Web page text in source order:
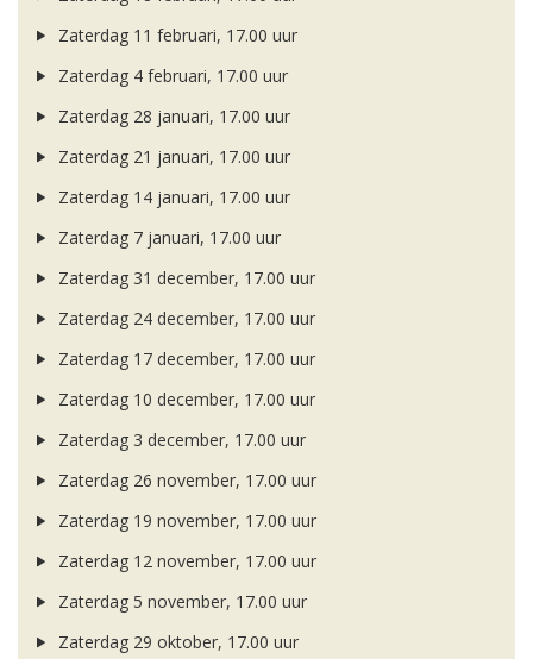
Zaterdag 11 februari, 17.00 uur
Zaterdag 4 februari, 17.00 uur
Zaterdag 28 januari, 17.00 uur
Zaterdag 21 januari, 17.00 uur
Zaterdag 14 januari, 17.00 uur
Zaterdag 7 januari, 17.00 uur
Zaterdag 31 december, 17.00 uur
Zaterdag 24 december, 17.00 uur
Zaterdag 17 december, 17.00 uur
Zaterdag 10 december, 17.00 uur
Zaterdag 3 december, 17.00 uur
Zaterdag 26 november, 17.00 uur
Zaterdag 19 november, 17.00 uur
Zaterdag 12 november, 17.00 uur
Zaterdag 5 november, 17.00 uur
Zaterdag 29 oktober, 17.00 uur